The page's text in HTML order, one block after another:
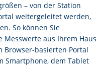
– von der Station
weitergeleitet werden,
So können Sie
aus Ihrem Haus
Browser-basierten Portal
Smartphone, dem Tablet